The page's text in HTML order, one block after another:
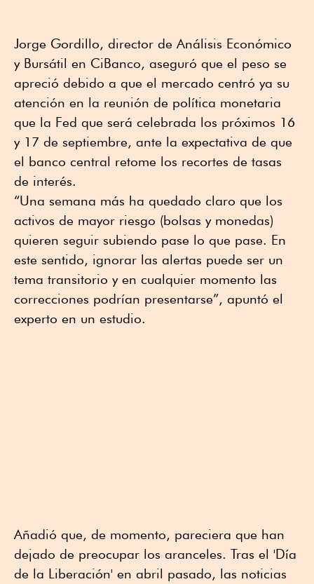
Jorge Gordillo, director de Análisis Económico
y Bursátil en CiBanco, aseguró que el peso se
apreció debido a que el mercado centró ya su
atención en la reunión de política monetaria
que la Fed que será celebrada los próximos 16
y 17 de septiembre, ante la expectativa de que
el banco central retome los recortes de tasas
de interés.
“Una semana más ha quedado claro que los
activos de mayor riesgo (bolsas y monedas)
quieren seguir subiendo pase lo que pase. En
este sentido, ignorar las alertas puede ser un
tema transitorio y en cualquier momento las
correcciones podrían presentarse”, apuntó el
experto en un estudio.
Añadió que, de momento, pareciera que han
dejado de preocupar los aranceles. Tras el 'Día
de la Liberación' en abril pasado, las noticias